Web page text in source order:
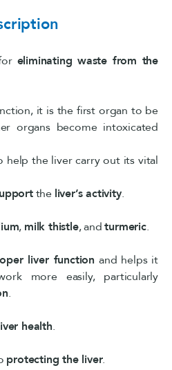
eliminating waste from the
it is the first organ to be
organs become intoxicated
help the liver carry out its vital
the liver’s activity.
, milk thistle, andturmeric.
liver function and helps it
more easily, particularly
.
health.
protecting the liver.